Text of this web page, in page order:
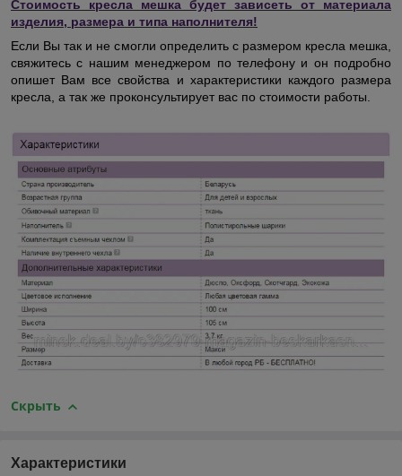
Стоимость кресла мешка будет зависеть от материала
изделия, размера и типа наполнителя!
Если Вы так и не смогли определить с размером кресла мешка,
свяжитесь с нашим менеджером по телефону и он подробно
опишет Вам все свойства и характеристики каждого размера
кресла, а так же проконсультирует вас по стоимости работы.
Скрыть
Характеристики